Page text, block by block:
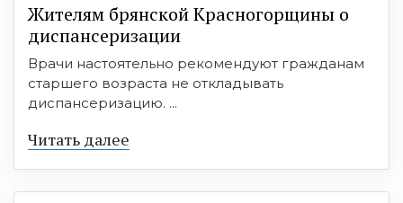
Жителям брянской Красногорщины о
диспансеризации
Врачи настоятельно рекомендуют гражданам
старшего возраста не откладывать
диспансеризацию. ...
Читать далее